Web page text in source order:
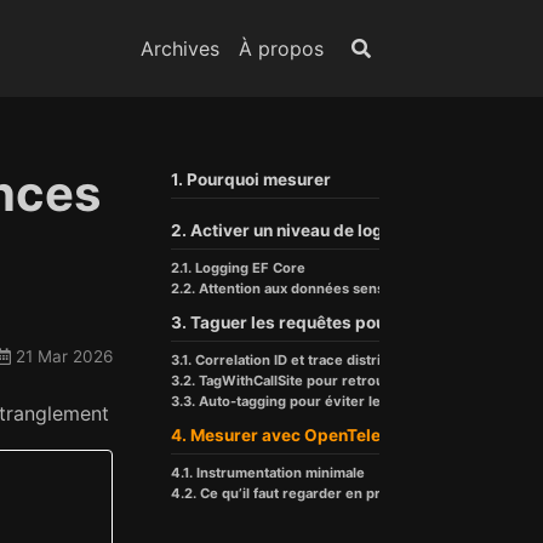
Archives À propos
1. Pourquoi mesurer
2. Activer un niveau de logs utile
2.1. Logging EF Core
2.2. Attention aux données sensibles
3. Taguer les requêtes pour les retrouver
3.1. Correlation ID et trace distribuée
3.2. TagWithCallSite pour retrouver l’origine du code
3.3. Auto-tagging pour éviter le manuel partout
4. Mesurer avec OpenTelemetry
4.1. Instrumentation minimale
4.2. Ce qu’il faut regarder en priorité
21 Mar 2026